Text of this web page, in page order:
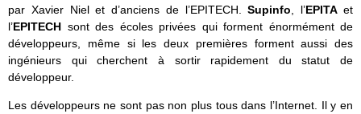
par Xavier Niel et d’anciens de l’EPITECH.Supinfo , l’EPITAet
l’EPITECH sont des écoles privées qui forment énormément de
développeurs, même si les deux premières forment aussi des
ingénieurs qui cherchent à sortir rapidement du statut de
développeur.
Les développeurs ne sont pas non plus tous dans l’Internet. Il y en